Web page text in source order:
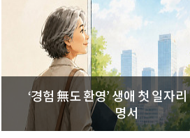
‘경험 無도 환영’ 생애 첫 일자리 도전 설
명서